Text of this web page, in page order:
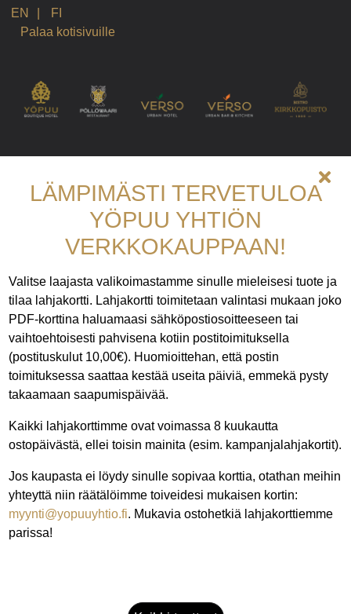
Ostoskoriin lisätty: {0}, Nykyinen määrä: {1}
Ostoskori tyhjennetty
Ponnahdusikkuna avattu: Käyttöehdot.
Ponnahdusikkuna avattu: Tietosuojakäytännöt.
Muokkaa lahjakorttia, Ladataan
Muokkaa lahjakorttia, Suljetaan
EN
FI
Palaa kotisivuille
LÄMPIMÄSTI TERVETULOA
YÖPUU YHTIÖN
VERKKOKAUPPAAN!
Valitse laajasta valikoimastamme sinulle mieleisesi tuote ja
tilaa lahjakortti. Lahjakortti toimitetaan valintasi mukaan joko
PDF-korttina haluamaasi sähköpostiosoitteeseen tai
vaihtoehtoisesti pahvisena kotiin postitoimituksella
(postituskulut 10,00€). Huomioittehan, että postin
toimituksessa saattaa kestää useita päiviä, emmekä pysty
takaamaan saapumispäivää.
Kaikki lahjakorttimme ovat voimassa 8 kuukautta
ostopäivästä, ellei toisin mainita (esim. kampanjalahjakortit).
Jos kaupasta ei löydy sinulle sopivaa korttia, otathan meihin
yhteyttä niin räätälöimme toiveidesi mukaisen kortin:
myynti@yopuuyhtio.fi. Mukavia ostohetkiä lahjakorttiemme
parissa!